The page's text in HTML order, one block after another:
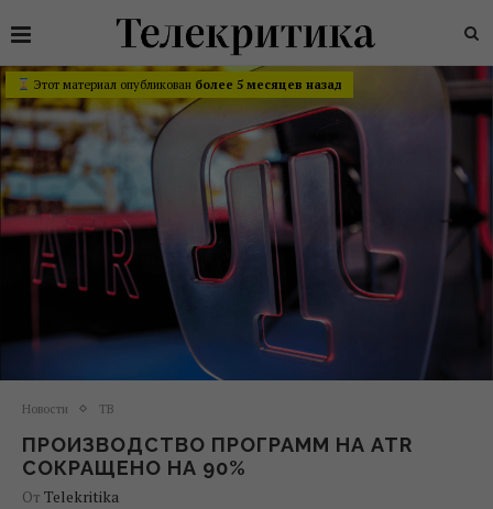
Этот материал опубликован более 5 месяцев назад
Новости ТВ
ПРОИЗВОДСТВО ПРОГРАММ НА ATR
СОКРАЩЕНО НА 90%
От Telekritika